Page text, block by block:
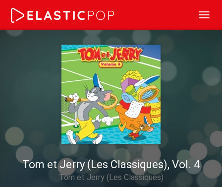
Tom et Jerry (Les Classiques), Vol. 4
Tom et Jerry (Les Classiques)